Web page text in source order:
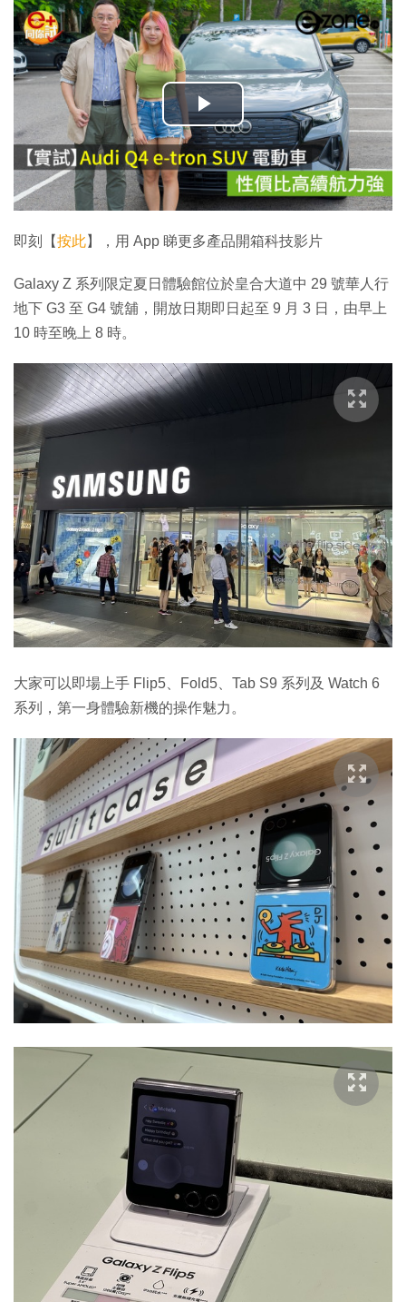
播
放
影
片
即刻【按此】，用 App 睇更多產品開箱科技影片
Galaxy Z 系列限定夏日體驗館位於皇合大道中 29 號華人行
地下 G3 至 G4 號舖，開放日期即日起至 9 月 3 日，由早上
10 時至晚上 8 時。
大家可以即場上手 Flip5、Fold5、Tab S9 系列及 Watch 6
系列，第一身體驗新機的操作魅力。